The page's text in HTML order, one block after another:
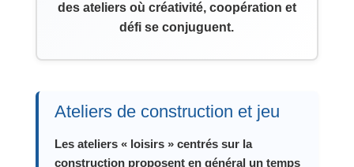
des ateliers où créativité, coopération et
défi se conjuguent.
Ateliers de construction et jeu
Les ateliers « loisirs » centrés sur la
construction proposent en général un temps